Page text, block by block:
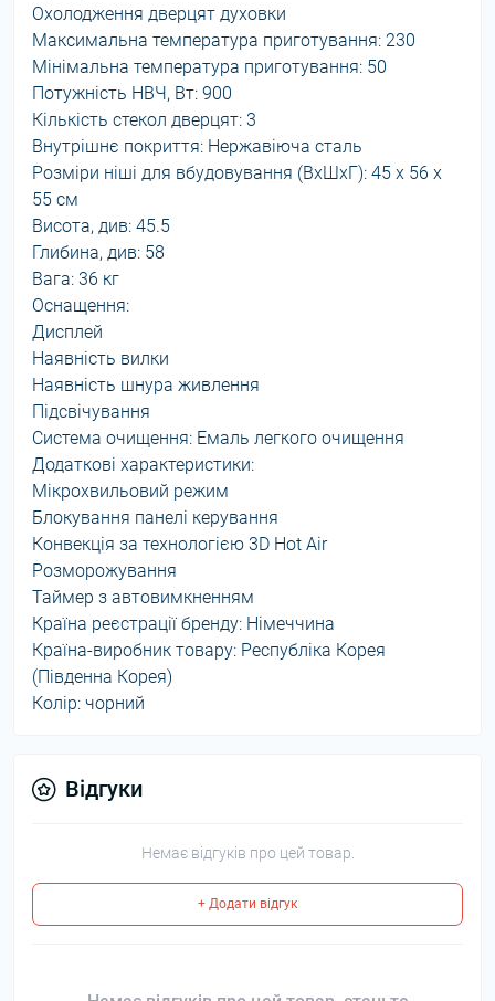
Охолодження дверцят духовки
Максимальна температура приготування: 230
Мінімальна температура приготування: 50
Потужність НВЧ, Вт: 900
Кількість стекол дверцят: 3
Внутрішнє покриття: Нержавіюча сталь
Розміри ніші для вбудовування (ВхШхГ): 45 х 56 х
55 см
Висота, див: 45.5
Глибина, див: 58
Вага: 36 кг
Оснащення:
Дисплей
Наявність вилки
Наявність шнура живлення
Підсвічування
Система очищення: Емаль легкого очищення
Додаткові характеристики:
Мікрохвильовий режим
Блокування панелі керування
Конвекція за технологією 3D Hot Air
Розморожування
Таймер з автовимкненням
Країна реєстрації бренду: Німеччина
Країна-виробник товару: Республіка Корея
(Південна Корея)
Колір: чорний
Відгуки
Немає відгуків про цей товар.
+ Додати відгук